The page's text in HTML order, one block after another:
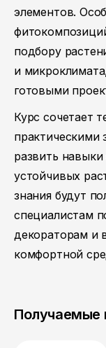
элементов.
подбору
и
готовыми
Курс сочетает
развить
устойчивых
знания будут
специалистам
декораторам и
комфортной
Получаемые